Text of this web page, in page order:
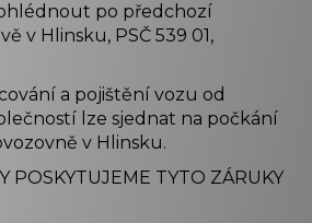
po předchozí
v Hlinsku, PSČ 539 01,
a pojištění vozu od
lze sjednat na počkání
v Hlinsku.
POSKYTUJEME TYTO ZÁRUKY